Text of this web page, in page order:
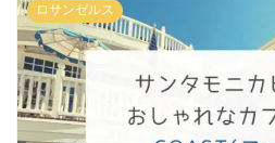
ロサンゼルス